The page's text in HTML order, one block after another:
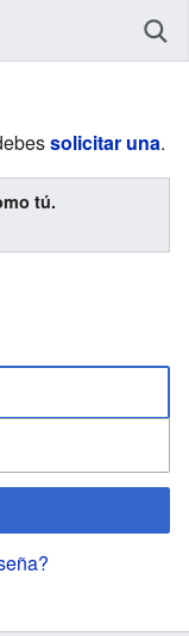
solicitar una.
tú.